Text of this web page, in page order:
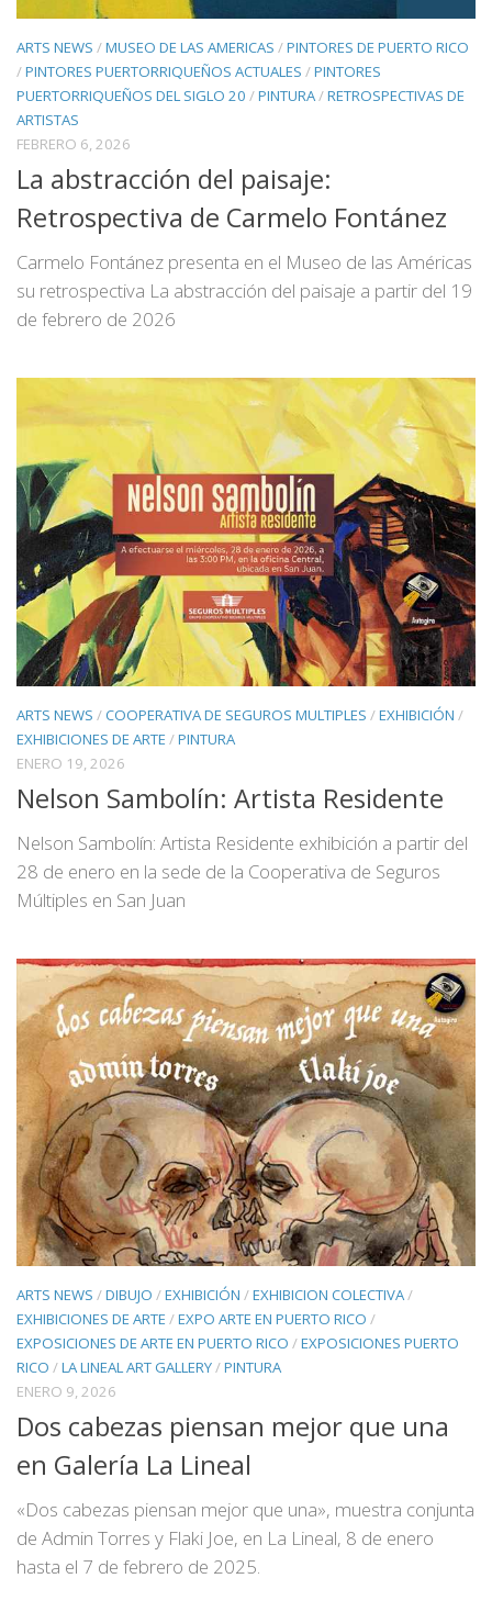
ARTS NEWS /MUSEO DE LAS AMERICAS /PINTORES DE PUERTO RICO
/PINTORES PUERTORRIQUEÑOS ACTUALES /PINTORES
PUERTORRIQUEÑOS DEL SIGLO 20 /PINTURA/RETROSPECTIVAS DE
ARTISTAS
FEBRERO 6, 2026
La abstracción del paisaje:
Retrospectiva de Carmelo Fontánez
Carmelo Fontánez presenta en el Museo de las Américas
su retrospectiva La abstracción del paisaje a partir del 19
de febrero de 2026
ARTS NEWS /COOPERATIVA DE SEGUROS MULTIPLES /EXHIBICIÓN /
EXHIBICIONES DE ARTE /PINTURA
ENERO 19, 2026
Nelson Sambolín: Artista Residente
Nelson Sambolín: Artista Residente exhibición a partir del
28 de enero en la sede de la Cooperativa de Seguros
Múltiples en San Juan
ARTS NEWS /DIBUJO /EXHIBICIÓN /EXHIBICION COLECTIVA/
EXHIBICIONES DE ARTE /EXPO ARTE EN PUERTO RICO /
EXPOSICIONES DE ARTE EN PUERTO RICO /EXPOSICIONES PUERTO
RICO /LA LINEAL ART GALLERY/PINTURA
ENERO 9, 2026
Dos cabezas piensan mejor que una
en Galería La Lineal
«Dos cabezas piensan mejor que una», muestra conjunta
de Admin Torres y Flaki Joe, en La Lineal, 8 de enero
hasta el 7 de febrero de 2025.